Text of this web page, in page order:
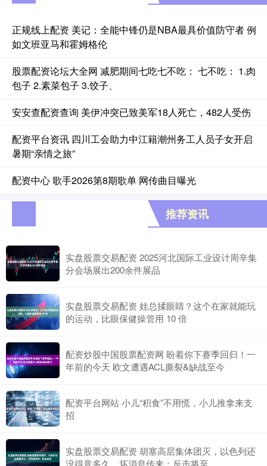
正规线上配资 美记：全能中锋仍是NBA最具价值防守者 例
如文班亚马和霍姆格伦
股票配资论坛大全网 减肥期间七吃七不吃： 七不吃： 1.肉
包子 2.素菜包子 3.饺子、
安安查配资查询 美伊冲突已致美军18人死亡，482人受伤
配资平台资讯 四川工会助力中江籍潮州务工人员子女开启
暑期“亲情之旅”
配资中心 歌手2026第8期歌单 网传曲目曝光
推荐资讯
实盘股票交易配资 2025河北国际工业设计周辛集
分会场展出200余件展品
实盘股票交易配资 娃总揉眼睛？这个在家就能玩
的运动，比眼保健操管用 10 倍
配资炒股中国股票配资网 盼着你下赛季回归！一
年前的今天 欧文遭遇ACL撕裂&缺战至今
配资平台网站 小儿“积食”不用慌，小儿推拿来支
招
实盘股票交易配资 胡塞高层集体团灭，以色列还
没得意多久，坏消息传来：反击将至